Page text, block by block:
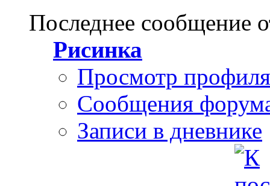
Последнее сообщение
Рисинка
Просмотр профиля
Сообщения
Записи в дневнике